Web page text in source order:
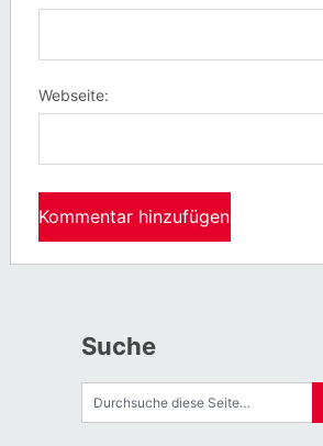
Webseite:
Suche